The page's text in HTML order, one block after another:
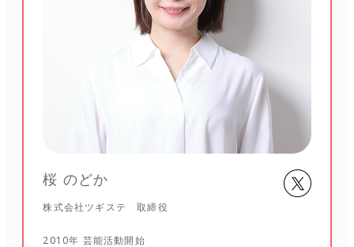
桜 のどか
株式会社ツギステ 取締役
2010年 芸能活動開始